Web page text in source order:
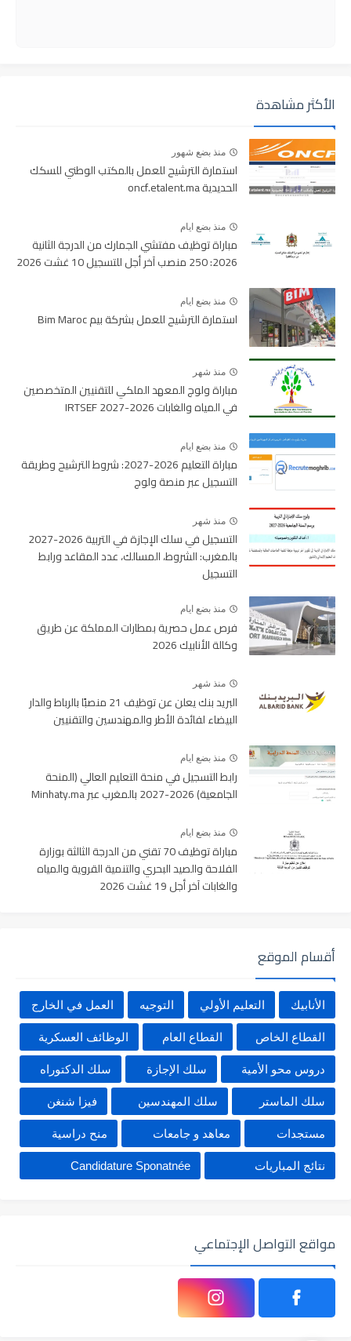
الأكثر مشاهدة
منذ بضع شهور
استمارة الترشيح للعمل بالمكتب الوطني للسكك
الحديدية oncf.etalent.ma
منذ بضع ايام
مباراة توظيف مفتشي الجمارك من الدرجة الثانية
2026: 250 منصب آخر أجل للتسجيل 10 غشت 2026
منذ بضع ايام
استمارة الترشيح للعمل بشركة بيم Bim Maroc
منذ شهر
مباراة ولوج المعهد الملكي للتقنيين المتخصصين
في المياه والغابات 2026-2027 IRTSEF
منذ بضع ايام
مباراة التعليم 2026-2027: شروط الترشيح وطريقة
التسجيل عبر منصة ولوج
منذ شهر
التسجيل في سلك الإجازة في التربية 2026-2027
بالمغرب: الشروط، المسالك، عدد المقاعد ورابط
التسجيل
منذ بضع ايام
فرص عمل حصرية بمطارات المملكة عن طريق
وكالة الأنابيك 2026
منذ شهر
البريد بنك يعلن عن توظيف 21 منصبًا بالرباط والدار
البيضاء لفائدة الأطر والمهندسين والتقنيين
منذ بضع ايام
رابط التسجيل في منحة التعليم العالي (المنحة
الجامعية) 2026-2027 بالمغرب عبر Minhaty.ma
منذ بضع ايام
مباراة توظيف 70 تقني من الدرجة الثالثة بوزارة
الفلاحة والصيد البحري والتنمية القروية والمياه
والغابات آخر أجل 19 غشت 2026
أقسام الموقع
الأنابيك التعليم الأولي التوجيه العمل في الخارج
القطاع الخاص القطاع العام الوظائف العسكرية
دروس محو الأمية سلك الإجازة سلك الدكتوراه
سلك الماستر سلك المهندسين فيزا شنغن
مستجدات معاهد و جامعات منح دراسية
نتائج المباريات Candidature Sponatnée
مواقع التواصل الإجتماعي